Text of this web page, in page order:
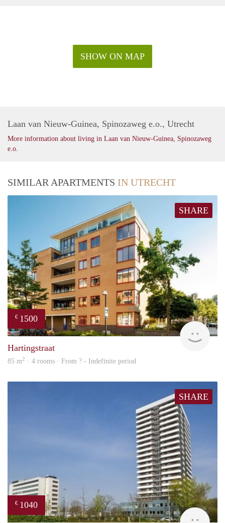
SHOW ON MAP
Laan van Nieuw-Guinea, Spinozaweg e.o., Utrecht
More information about living in Laan van Nieuw-Guinea, Spinozaweg
e.o.
SIMILAR APARTMENTS IN UTRECHT
SHARE
€ 1500
rent
Hartingstraat
85 m2 · 4 rooms · From ? - Indefinite period
SHARE
€ 1040